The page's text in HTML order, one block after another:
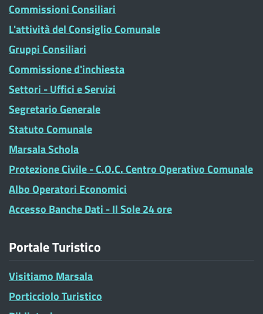
Commissioni Consiliari
L'attività del Consiglio Comunale
Gruppi Consiliari
Commissione d'inchiesta
Settori - Uffici e Servizi
Segretario Generale
Statuto Comunale
Marsala Schola
Protezione Civile - C.O.C. Centro Operativo Comunale
Albo Operatori Economici
Accesso Banche Dati - Il Sole 24 ore
Portale Turistico
Visitiamo Marsala
Porticciolo Turistico